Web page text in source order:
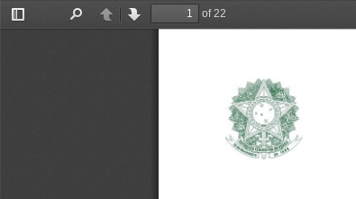
Toggle
PreviousNext
of 22